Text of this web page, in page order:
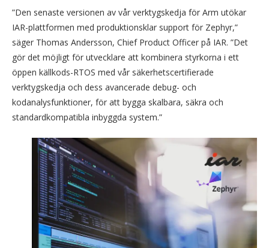
”Den senaste versionen av vår verktygskedja för Arm utökar
IAR-plattformen med produktionsklar support för Zephyr,”
säger Thomas Andersson, Chief Product Officer på IAR. ”Det
gör det möjligt för utvecklare att kombinera styrkorna i ett
öppen källkods-RTOS med vår säkerhetscertifierade
verktygskedja och dess avancerade debug- och
kodanalysfunktioner, för att bygga skalbara, säkra och
standardkompatibla inbyggda system.”